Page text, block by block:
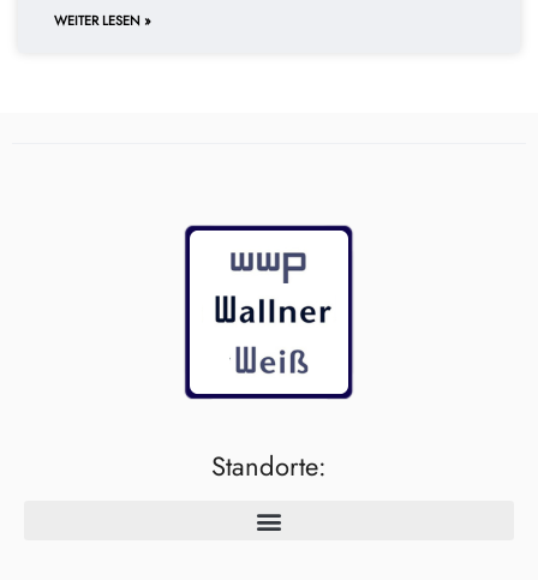
WEITER LESEN »
Standorte: